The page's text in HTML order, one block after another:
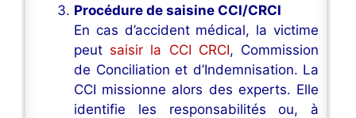
Procédure de saisine CCI/CRCI
En cas d’accident médical, la victime
peut saisir la CCI CRCI, Commission
de Conciliation et d’Indemnisation. La
CCI missionne alors des experts. Elle
identifie les responsabilités ou, à